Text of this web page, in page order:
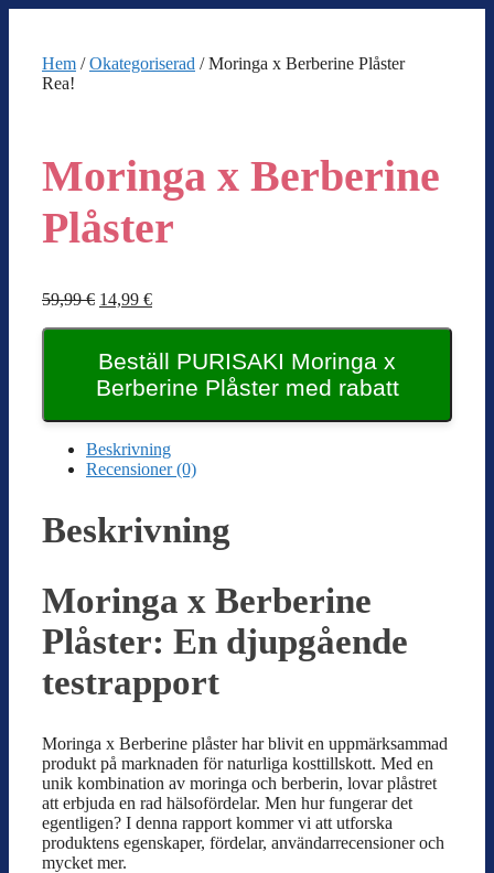
innehåll
Hem /Okategoriserad / Moringa x Berberine Plåster
Rea!
Moringa x Berberine
Plåster
59,99€ Det
var:
59,99 €.
14,99 €Det
är:
14,99 €.
Beställ PURISAKI Moringa x
Berberine Plåster med rabatt
Beskrivning
Recensioner (0)
Beskrivning
Moringa x Berberine
Plåster: En djupgående
testrapport
Moringa x Berberine plåster har blivit en uppmärksammad
produkt på marknaden för naturliga kosttillskott. Med en
unik kombination av moringa och berberin, lovar plåstret
att erbjuda en rad hälsofördelar. Men hur fungerar det
egentligen? I denna rapport kommer vi att utforska
produktens egenskaper, fördelar, användarrecensioner och
mycket mer.